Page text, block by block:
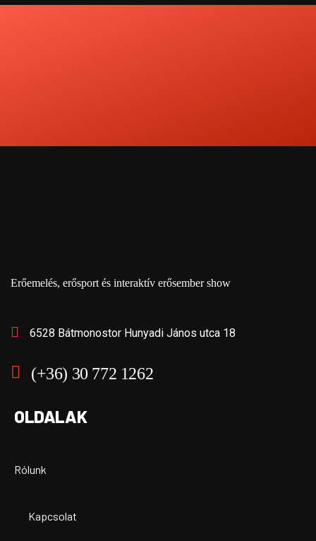
Erőemelés, erősport és interaktív erősember show
6528 Bátmonostor Hunyadi János utca 18
(+36) 30 772 1262
OLDALAK
Rólunk
Kapcsolat